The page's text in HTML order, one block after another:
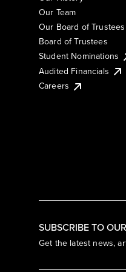
SUBSCRIBE TO
Get the latest news,
Our Team
Our Board of Trustees
Board of Trustees
Student Nominations
Audited Financials
Careers